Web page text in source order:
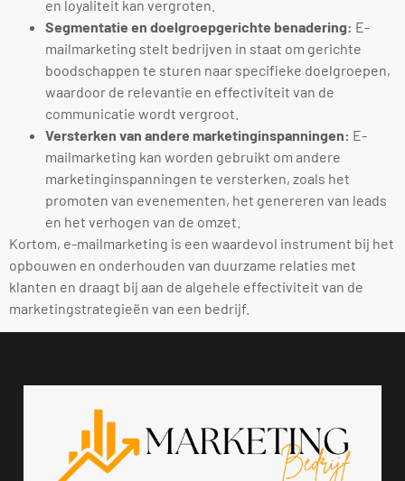
en loyaliteit kan vergroten.
Segmentatie en doelgroepgerichte benadering: E-
mailmarketing stelt bedrijven in staat om gerichte
boodschappen te sturen naar specifieke doelgroepen,
waardoor de relevantie en effectiviteit van de
communicatie wordt vergroot.
Versterken van andere marketinginspanningen: E-
mailmarketing kan worden gebruikt om andere
marketinginspanningen te versterken, zoals het
promoten van evenementen, het genereren van leads
en het verhogen van de omzet.
Kortom, e-mailmarketing is een waardevol instrument bij het
opbouwen en onderhouden van duurzame relaties met
klanten en draagt bij aan de algehele effectiviteit van de
marketingstrategieën van een bedrijf.